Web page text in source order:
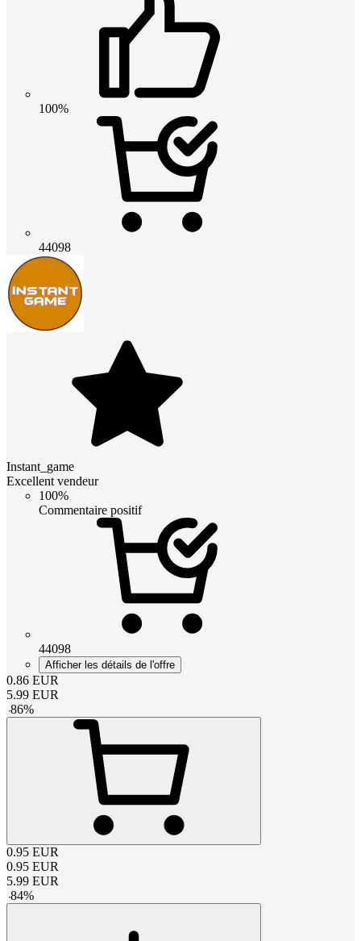
100%
44098
Instant_game
Excellent vendeur
100%
Commentaire positif
44098
Afficher les détails de l'offre
0.86 EUR
5.99 EUR
-86%
0.95 EUR
0.95 EUR
5.99 EUR
-84%